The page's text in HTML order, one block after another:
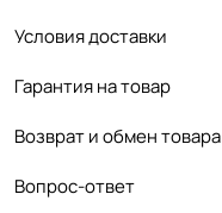
Условия доставки
Гарантия на товар
Возврат и обмен товара
Вопрос-ответ